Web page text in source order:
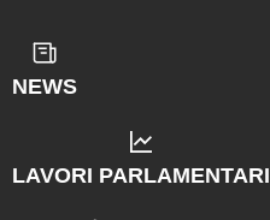
NEWS
LAVORI PARLAMENTARI